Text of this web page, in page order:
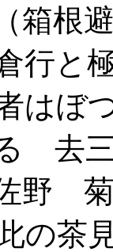
根
と
はぼ
去
菊
の茶